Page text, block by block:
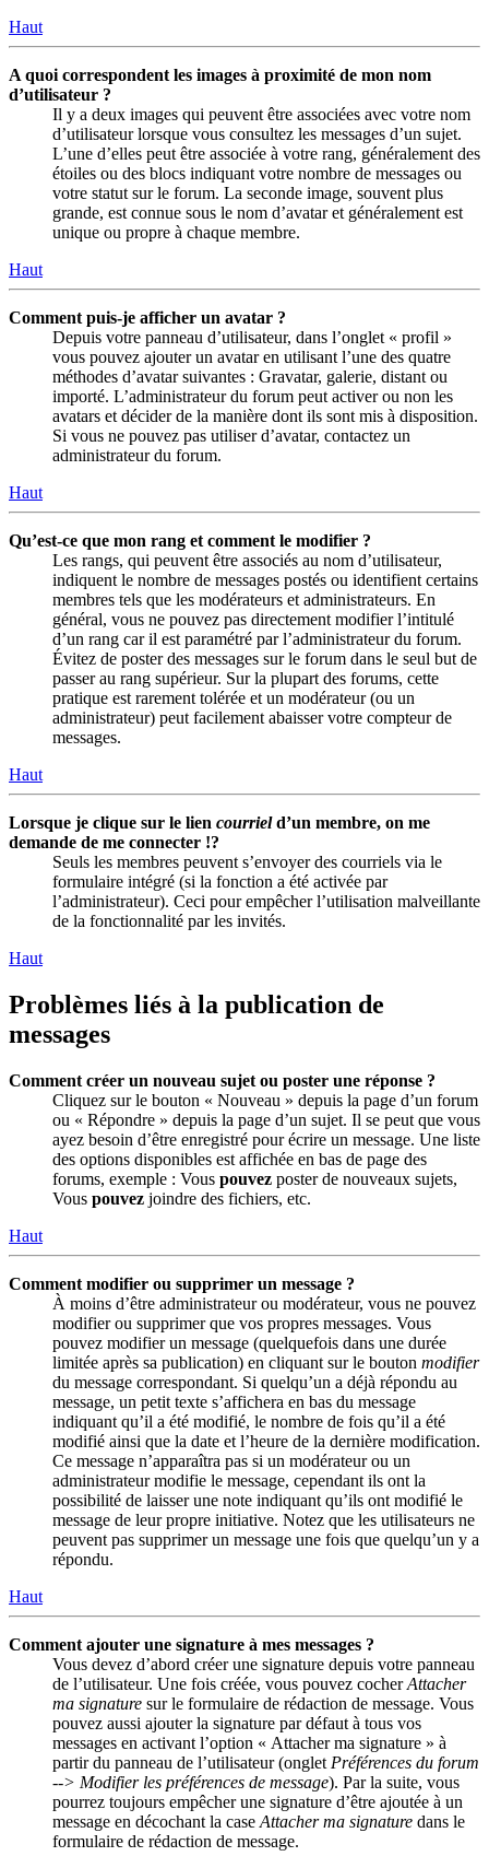
Haut
A quoi correspondent les images à proximité de mon nom
d’utilisateur ?
Il y a deux images qui peuvent être associées avec votre nom
d’utilisateur lorsque vous consultez les messages d’un sujet.
L’une d’elles peut être associée à votre rang, généralement des
étoiles ou des blocs indiquant votre nombre de messages ou
votre statut sur le forum. La seconde image, souvent plus
grande, est connue sous le nom d’avatar et généralement est
unique ou propre à chaque membre.
Haut
Comment puis-je afficher un avatar ?
Depuis votre panneau d’utilisateur, dans l’onglet « profil »
vous pouvez ajouter un avatar en utilisant l’une des quatre
méthodes d’avatar suivantes : Gravatar, galerie, distant ou
importé. L’administrateur du forum peut activer ou non les
avatars et décider de la manière dont ils sont mis à disposition.
Si vous ne pouvez pas utiliser d’avatar, contactez un
administrateur du forum.
Haut
Qu’est-ce que mon rang et comment le modifier ?
Les rangs, qui peuvent être associés au nom d’utilisateur,
indiquent le nombre de messages postés ou identifient certains
membres tels que les modérateurs et administrateurs. En
général, vous ne pouvez pas directement modifier l’intitulé
d’un rang car il est paramétré par l’administrateur du forum.
Évitez de poster des messages sur le forum dans le seul but de
passer au rang supérieur. Sur la plupart des forums, cette
pratique est rarement tolérée et un modérateur (ou un
administrateur) peut facilement abaisser votre compteur de
messages.
Haut
Lorsque je clique sur le lien courrield’un membre, on me
demande de me connecter !?
Seuls les membres peuvent s’envoyer des courriels via le
formulaire intégré (si la fonction a été activée par
l’administrateur). Ceci pour empêcher l’utilisation malveillante
de la fonctionnalité par les invités.
Haut
Problèmes liés à la publication de
messages
Comment créer un nouveau sujet ou poster une réponse ?
Cliquez sur le bouton « Nouveau » depuis la page d’un forum
ou « Répondre » depuis la page d’un sujet. Il se peut que vous
ayez besoin d’être enregistré pour écrire un message. Une liste
des options disponibles est affichée en bas de page des
forums, exemple : Vous pouvez poster de nouveaux sujets,
Vous pouvez joindre des fichiers, etc.
Haut
Comment modifier ou supprimer un message ?
À moins d’être administrateur ou modérateur, vous ne pouvez
modifier ou supprimer que vos propres messages. Vous
pouvez modifier un message (quelquefois dans une durée
limitée après sa publication) en cliquant sur le bouton modifier
du message correspondant. Si quelqu’un a déjà répondu au
message, un petit texte s’affichera en bas du message
indiquant qu’il a été modifié, le nombre de fois qu’il a été
modifié ainsi que la date et l’heure de la dernière modification.
Ce message n’apparaîtra pas si un modérateur ou un
administrateur modifie le message, cependant ils ont la
possibilité de laisser une note indiquant qu’ils ont modifié le
message de leur propre initiative. Notez que les utilisateurs ne
peuvent pas supprimer un message une fois que quelqu’un y a
répondu.
Haut
Comment ajouter une signature à mes messages ?
Vous devez d’abord créer une signature depuis votre panneau
de l’utilisateur. Une fois créée, vous pouvez cocherAttacher
ma signature sur le formulaire de rédaction de message. Vous
pouvez aussi ajouter la signature par défaut à tous vos
messages en activant l’option « Attacher ma signature » à
partir du panneau de l’utilisateur (onglet Préférences du forum
--> Modifier les préférences de message). Par la suite, vous
pourrez toujours empêcher une signature d’être ajoutée à un
message en décochant la case Attacher ma signature dans le
formulaire de rédaction de message.